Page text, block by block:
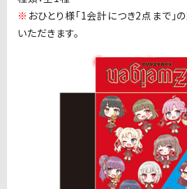
※ おひとり様「1会計につき2点まで」
いただきます。